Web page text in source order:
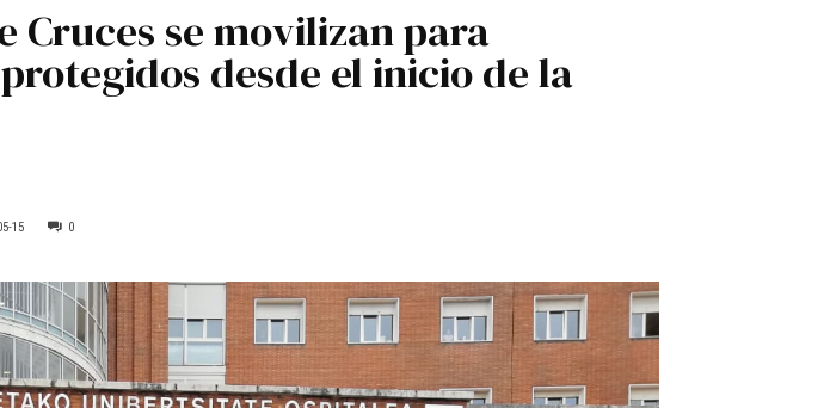
Cruces se movilizan para
desde el inicio de la
15 0